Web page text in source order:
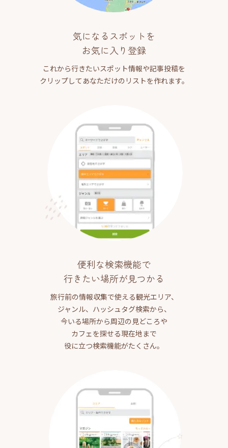
気になるスポットを
お気に入り登録
これから行きたいスポット情報や記事投稿を
クリップしてあなただけのリストを作れます。
便利な検索機能で
行きたい場所が見つかる
旅行前の情報収集で使える観光エリア、
ジャンル、ハッシュタグ検索から、
今いる場所から周辺の見どころや
カフェを探せる現在地まで
役に立つ検索機能がたくさん。